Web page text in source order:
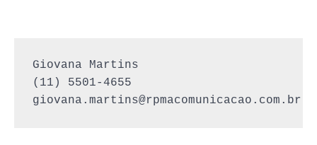
Giovana Martins
giovana.martins@rpmacomunicacao.com.br